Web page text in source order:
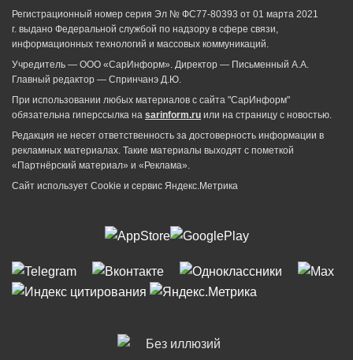
Регистрационный номер серия Эл № ФС77-80393 от 01 марта 2021
г. выдано Федеральной службой по надзору в сфере связи,
информационных технологий и массовых коммуникаций.
Учредитель — ООО «СарИнформ». Директор — Письменный А.А.
Главный редактор — Спринчанэ Д.Ю.
При использовании любых материалов с сайта "СарИнформ"
обязательна гиперссылка на sarinform.ru или на страницу с новостью.
Редакция не несет ответственность за достоверность информации в
рекламных материалах. Такие материалы выходят с пометкой
«Партнёрский материал» и «Реклама».
Сайт использует Cookie и сервиc Яндекс.Метрика